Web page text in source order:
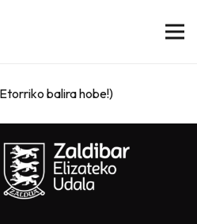
balira hobe!)